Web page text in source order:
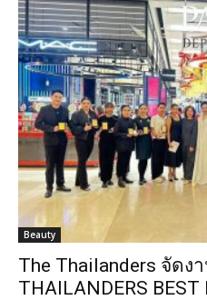
Beauty
The Thailanders จัดงา
THAILANDERS BEST